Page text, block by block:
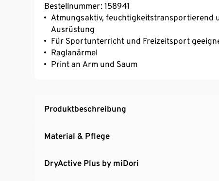
Bestellnummer: 158941
Atmungsaktiv, feuchtigkeitstransportierend
Ausrüstung
Für Sportunterricht und Freizeitsport
Raglanärmel
Print an Arm und Saum
Produktbeschreibung
Material & Pflege
DryActive Plus by miDori